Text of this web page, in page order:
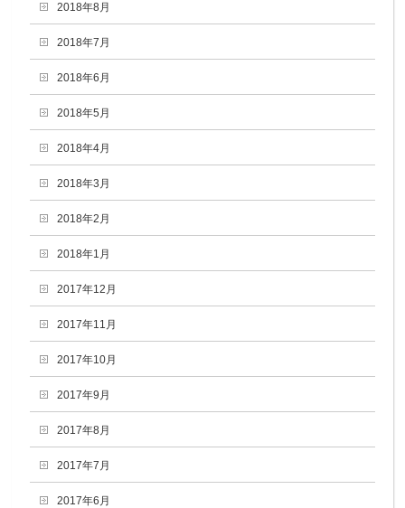
2018年8月
2018年7月
2018年6月
2018年5月
2018年4月
2018年3月
2018年2月
2018年1月
2017年12月
2017年11月
2017年10月
2017年9月
2017年8月
2017年7月
2017年6月